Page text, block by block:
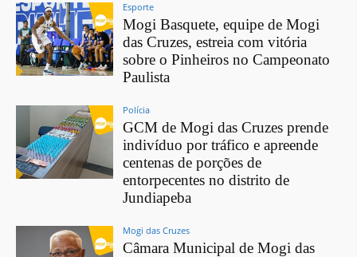
Esporte
Mogi Basquete, equipe de Mogi
das Cruzes, estreia com vitória
sobre o Pinheiros no Campeonato
Paulista
Polícia
GCM de Mogi das Cruzes prende
indivíduo por tráfico e apreende
centenas de porções de
entorpecentes no distrito de
Jundiapeba
Mogi das Cruzes
Câmara Municipal de Mogi das